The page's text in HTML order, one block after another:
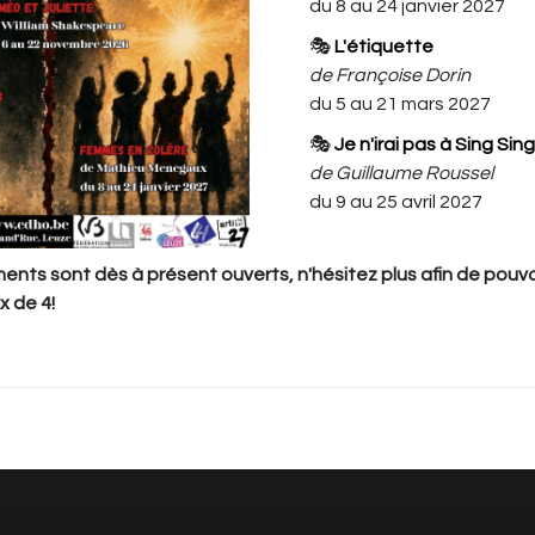
du 8 au 24 janvier 2027
🎭 L'étiquette
de Françoise Dorin
du 5 au 21 mars 2027
🎭Je n'irai pas à Sing Sing
de Guillaume Roussel
du 9 au 25 avril 2027
sont dès à présent ouverts, n'hésitez plus afin de
de 4!
des enfants participants aux
ateliers.
places au nom de l'enfant
(15h SPECTACLE)
(15h SPECTACLE)
5 places par famille par jour. Si vous
veuillez nous l'informer par mail au